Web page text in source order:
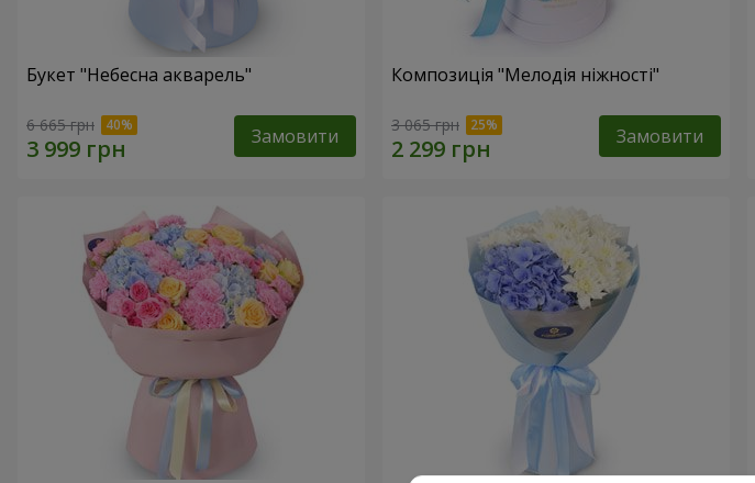
Букет "Небесна акварель"
6 665 грн Замовити
Композиція "Мелодія ніжності"
3 065 грн Замовити